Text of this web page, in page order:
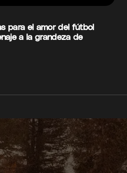
para el amor del fútbol
a la grandeza de